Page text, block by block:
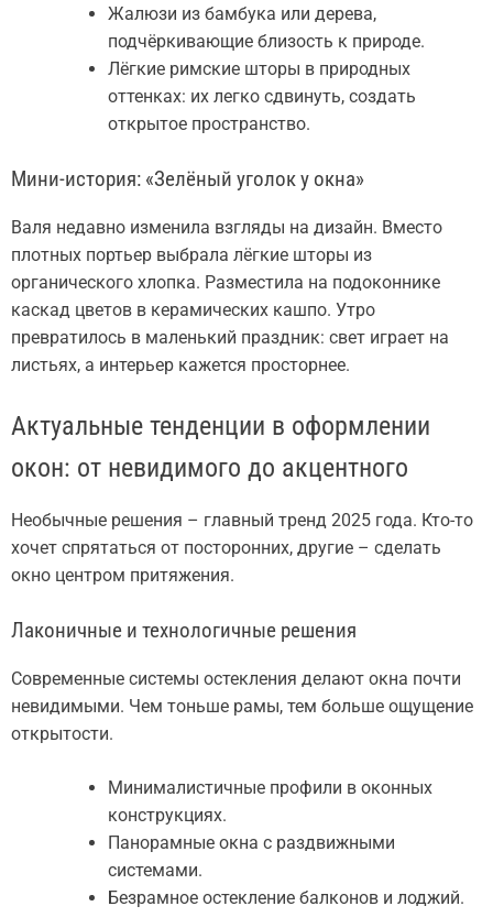
Жалюзи из бамбука или дерева,
подчёркивающие близость к природе.
Лёгкие римские шторы в природных
оттенках: их легко сдвинуть, создать
открытое пространство.
Мини-история: «Зелёный уголок у окна»
Валя недавно изменила взгляды на дизайн. Вместо
плотных портьер выбрала лёгкие шторы из
органического хлопка. Разместила на подоконнике
каскад цветов в керамических кашпо. Утро
превратилось в маленький праздник: свет играет на
листьях, а интерьер кажется просторнее.
Актуальные тенденции в оформлении
окон: от невидимого до акцентного
Необычные решения – главный тренд 2025 года. Кто-то
хочет спрятаться от посторонних, другие – сделать
окно центром притяжения.
Лаконичные и технологичные решения
Современные системы остекления делают окна почти
невидимыми. Чем тоньше рамы, тем больше ощущение
открытости.
Минималистичные профили в оконных
конструкциях.
Панорамные окна с раздвижными
системами.
Безрамное остекление балконов и лоджий.